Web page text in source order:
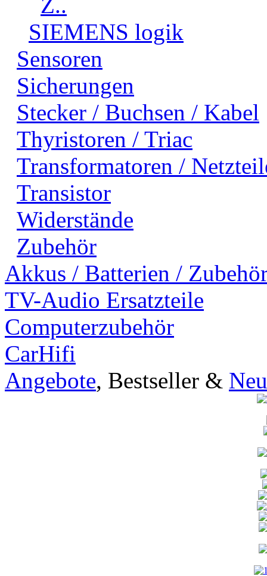
SIEMENS logik
Sensoren
Sicherungen
Stecker / Buchsen / Kabel
Thyristoren / Triac
Transformatoren /
Transistor
Widerstände
Zubehör
Akkus / Batterien /
TV-Audio Ersatzteile
Computerzubehör
CarHifi
Angebote, Bestseller &